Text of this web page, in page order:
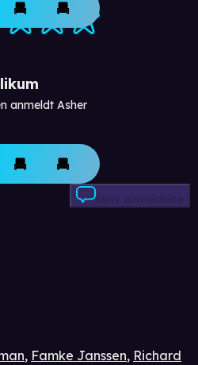
anmeldt Asher
Skriv anmeldelse
, Famke Janssen, Richard